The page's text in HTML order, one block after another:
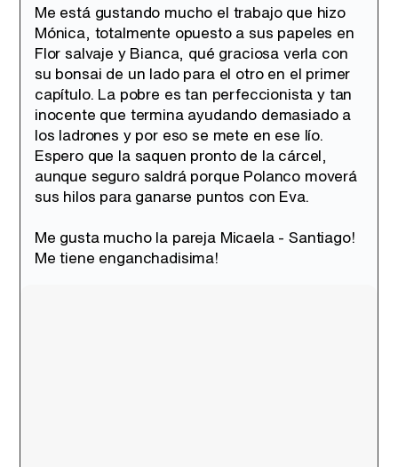
Me está gustando mucho el trabajo que hizo
Mónica, totalmente opuesto a sus papeles en
Flor salvaje y Bianca, qué graciosa verla con
su bonsai de un lado para el otro en el primer
capítulo. La pobre es tan perfeccionista y tan
inocente que termina ayudando demasiado a
los ladrones y por eso se mete en ese lío.
Espero que la saquen pronto de la cárcel,
aunque seguro saldrá porque Polanco moverá
sus hilos para ganarse puntos con Eva.
Me gusta mucho la pareja Micaela - Santiago!
Me tiene enganchadisima!